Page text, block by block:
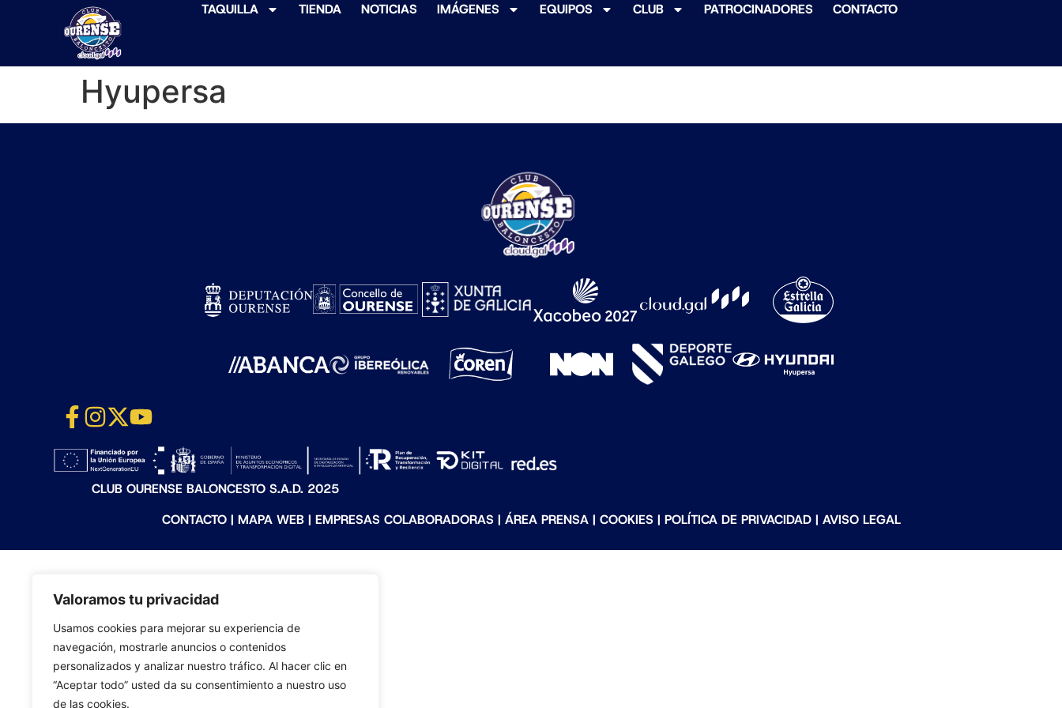
Valoramos tu privacidad
Usamos cookies para mejorar su experiencia de
navegación, mostrarle anuncios o contenidos
personalizados y analizar nuestro tráfico. Al hacer clic en
“Aceptar todo” usted da su consentimiento a nuestro uso
de las cookies.
TAQUILLA TIENDA NOTICIAS IMÁGENES EQUIPOS CLUB PATROCINADORES CONTACTO
Hyupersa
CLUB OURENSE BALONCESTO S.A.D. 2025
CONTACTO| MAPA WEB| EMPRESAS COLABORADORAS | ÁREA PRENSA| COOKIES | POLÍTICA DE PRIVACIDAD| AVISO LEGAL